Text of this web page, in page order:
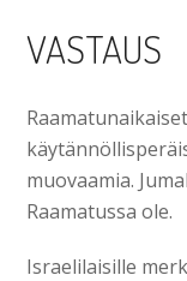
VASTAUS
muovaamia.
Raamatussa ole.
Israelilaisille